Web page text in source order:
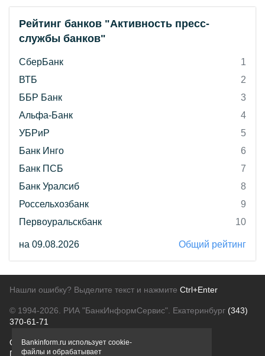
Рейтинг банков "Активность пресс-
службы банков"
СберБанк
1
ВТБ
2
ББР Банк
3
Альфа-Банк
4
УБРиР
5
Банк Инго
6
Банк ПСБ
7
Банк Уралсиб
8
Россельхозбанк
9
Первоуральскбанк
10
на 09.08.2026 Общий рейтинг
Нашли ошибку? Выделите текст и нажмите Ctrl+Enter
© 1994-2026. РИА "БанкИнформСервис". Екатеринбург (343)
370-61-71
О проектеПолитика конфиденциальности
Правовая информацияДля рекламодателей
Bankinform.ru использует cookie-
файлы и обрабатывает